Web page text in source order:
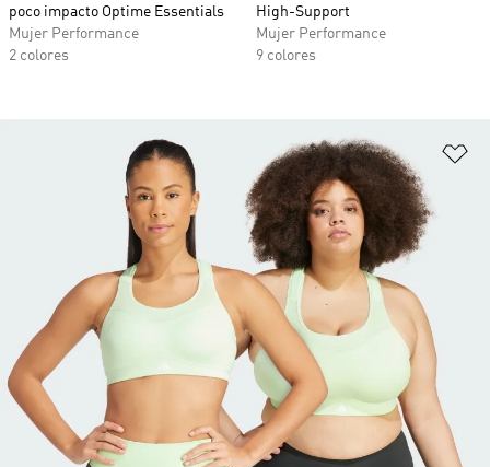
poco impacto Optime Essentials
Mujer Performance
2 colores
High-Support
Mujer Performance
9 colores